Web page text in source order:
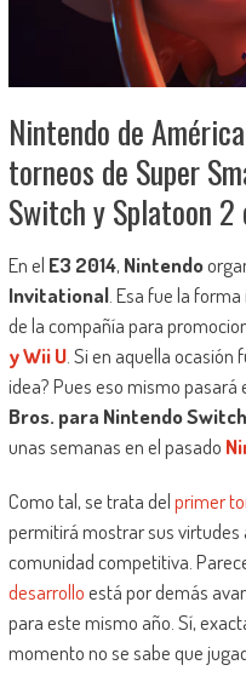
Nintendo de
torneos de Super
Switch y Splatoon
En el E3 2014, Nintendo
Invitational. Esa fue la
de la compañía para
y Wii U. Si en aquella ocasión
idea? Pues eso mismo pasará
Bros. para Nintendo Switch
unas semanas en el pasado
Como tal, se trata delprimer
permitirá mostrar sus virtudes
comunidad competitiva.
desarrolloestá por demás
para este mismo año. Sí,
momento no se sabe que